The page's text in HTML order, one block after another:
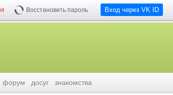
Вход через VK ID
Восстановить пароль
форум досуг знакомства